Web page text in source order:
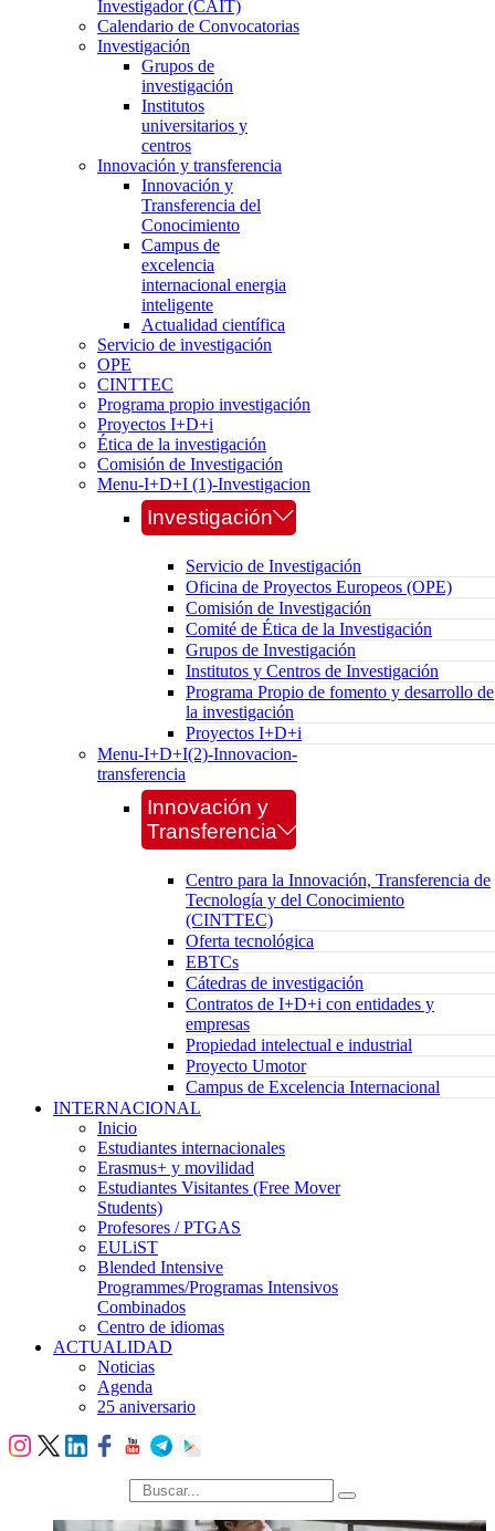
Investigador (CAIT)
Calendario de Convocatorias
Investigación
Grupos de
investigación
Institutos
universitarios y
centros
Innovación y transferencia
Innovación y
Transferencia del
Conocimiento
Campus de
excelencia
internacional energia
inteligente
Actualidad científica
Servicio de investigación
OPE
CINTTEC
Programa propio investigación
Proyectos I+D+i
Ética de la investigación
Comisión de Investigación
Menu-I+D+I (1)-Investigacion
Investigación
Servicio de Investigación
Oficina de Proyectos Europeos (OPE)
Comisión de Investigación
Comité de Ética de la Investigación
Grupos de Investigación
Institutos y Centros de Investigación
Programa Propio de fomento y desarrollo de
la investigación
Proyectos I+D+i
Menu-I+D+I(2)-Innovacion-
transferencia
Innovación y
Transferencia
Centro para la Innovación, Transferencia de
Tecnología y del Conocimiento
(CINTTEC)
Oferta tecnológica
EBTCs
Cátedras de investigación
Contratos de I+D+i con entidades y
empresas
Propiedad intelectual e industrial
Proyecto Umotor
Campus de Excelencia Internacional
INTERNACIONAL
Inicio
Estudiantes internacionales
Erasmus+ y movilidad
Estudiantes Visitantes (Free Mover
Students)
Profesores / PTGAS
EULiST
Blended Intensive
Programmes/Programas Intensivos
Combinados
Centro de idiomas
ACTUALIDAD
Noticias
Agenda
25 aniversario
búsqueda